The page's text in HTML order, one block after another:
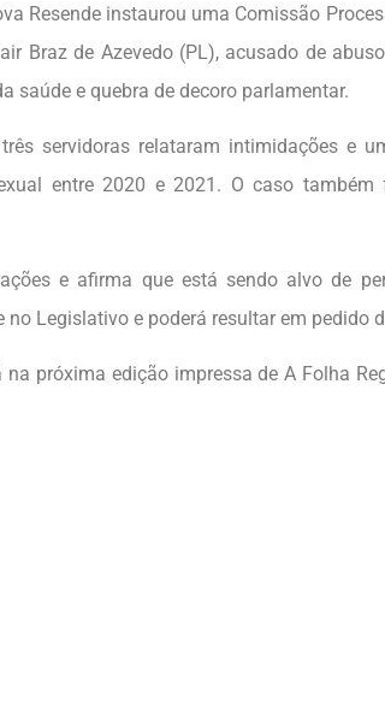
Resende instaurou uma Comissão
Braz de Azevedo (PL), acusado de
saúde e quebra de decoro parlamentar.
servidoras relataram intimidações e
entre 2020 e 2021. O caso também
e afirma que está sendo alvo de
no Legislativo e poderá resultar em pedido
próxima edição impressa de A Folha